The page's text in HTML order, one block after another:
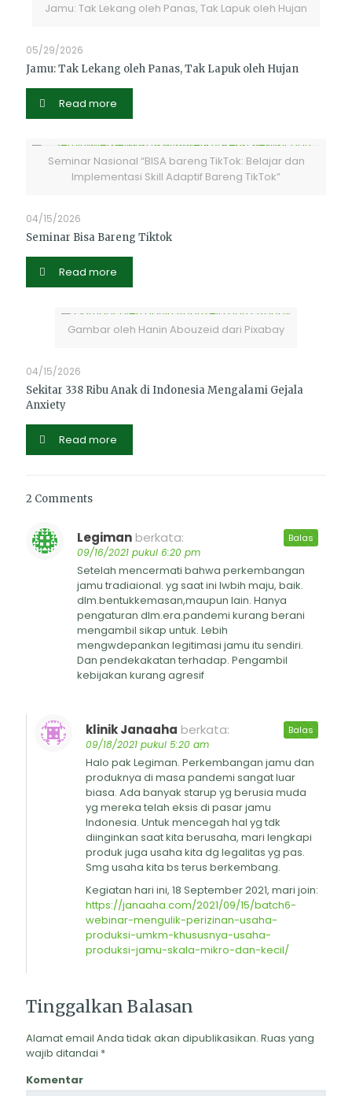
Jamu: Tak Lekang oleh Panas, Tak Lapuk oleh Hujan
05/29/2026
Jamu: Tak Lekang oleh Panas, Tak Lapuk oleh Hujan
Read more
Seminar Nasional “BISA bareng TikTok: Belajar dan
Implementasi Skill Adaptif Bareng TikTok”
04/15/2026
Seminar Bisa Bareng Tiktok
Read more
Gambar oleh Hanin Abouzeid dari Pixabay
04/15/2026
Sekitar 338 Ribu Anak di Indonesia Mengalami Gejala
Anxiety
Read more
2 Comments
Legimanberkata:
09/16/2021 pukul 6:20 pm
Setelah mencermati bahwa perkembangan
jamu tradiaional. yg saat ini lwbih maju, baik.
dlm.bentukkemasan,maupun lain. Hanya
pengaturan dlm.era.pandemi kurang berani
mengambil sikap untuk. Lebih
mengwdepankan legitimasi jamu itu sendiri.
Dan pendekakatan terhadap. Pengambil
kebijakan kurang agresif
Balas
klinik Janaaha berkata:
09/18/2021 pukul 5:20 am
Halo pak Legiman. Perkembangan jamu dan
produknya di masa pandemi sangat luar
biasa. Ada banyak starup yg berusia muda
yg mereka telah eksis di pasar jamu
Indonesia. Untuk mencegah hal yg tdk
diinginkan saat kita berusaha, mari lengkapi
produk juga usaha kita dg legalitas yg pas.
Smg usaha kita bs terus berkembang.
Kegiatan hari ini, 18 September 2021, mari join:
https://janaaha.com/2021/09/15/batch6-
webinar-mengulik-perizinan-usaha-
produksi-umkm-khususnya-usaha-
produksi-jamu-skala-mikro-dan-kecil/
Balas
Tinggalkan Balasan
Alamat email Anda tidak akan dipublikasikan. Ruas yang
wajib ditandai *
Komentar